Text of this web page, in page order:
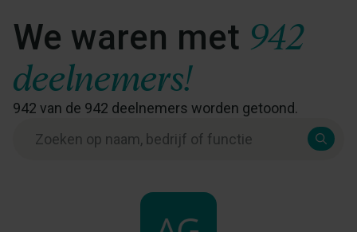
We waren met 942
deelnemers!
942 van de 942 deelnemers worden getoond.